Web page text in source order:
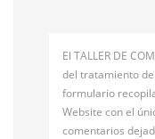
El TALLER DE
del tratamiento
formulario
Website con el
comentarios